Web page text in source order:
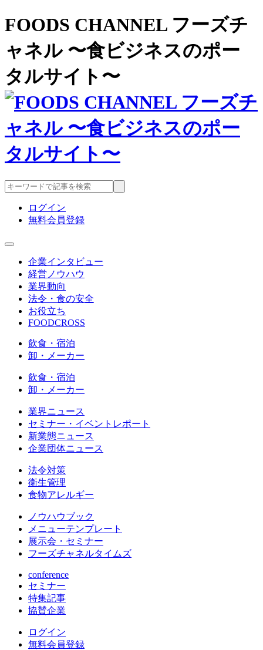
FOODS CHANNEL フーズチ
ャネル 〜食ビジネスのポー
タルサイト〜
ログイン
無料会員登録
企業インタビュー
経営ノウハウ
業界動向
法令・食の安全
お役立ち
FOODCROSS
飲食・宿泊
卸・メーカー
飲食・宿泊
卸・メーカー
業界ニュース
セミナー・イベントレポート
新業態ニュース
企業団体ニュース
法令対策
衛生管理
食物アレルギー
ノウハウブック
メニューテンプレート
展示会・セミナー
フーズチャネルタイムズ
conference
セミナー
特集記事
協賛企業
ログイン
無料会員登録